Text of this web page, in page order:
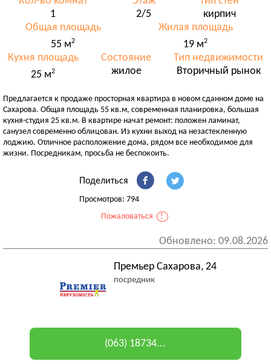
1
2/5
кирпич
Общая площадь
55 м2
Жилая площадь
19 м2
Кухня площадь
25 м2
Состояние
жилое
Тип недвижимости
Вторичный рынок
Предлагается к продаже просторная квартира в новом сданном доме на
Сахарова. Общая площадь 55 кв.м, современная планировка, большая
кухня-студия 25 кв.м. В квартире начат ремонт: положен ламинат,
санузел современно облицован. Из кухни выход на незастекленную
лоджию. Отличное расположение дома, рядом все необходимое для
жизни. Посредникам, просьба не беспокоить.
Поделиться
Просмотров: 794
Пожаловаться
!
Обновлено: 09.08.2026
Премьер Сахарова, 24
посредник
(063) 18734...